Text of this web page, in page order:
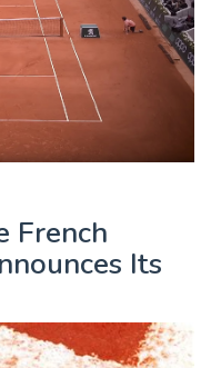
French
Its